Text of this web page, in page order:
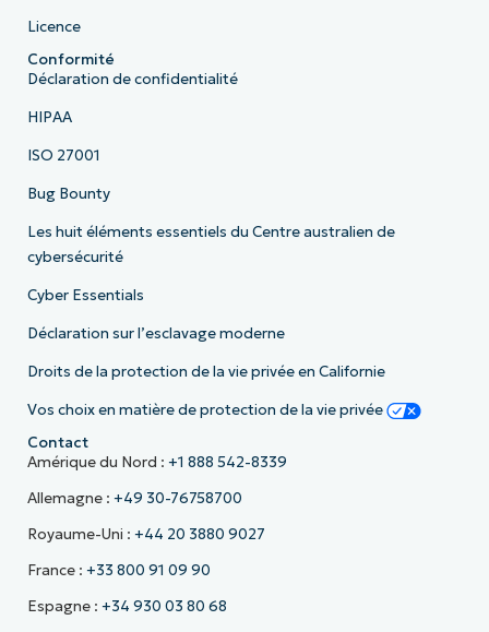
Licence
Conformité
Déclaration de confidentialité
HIPAA
ISO 27001
Bug Bounty
Les huit éléments essentiels du Centre australien de
cybersécurité
Cyber Essentials
Déclaration sur l’esclavage moderne
Droits de la protection de la vie privée en Californie
Vos choix en matière de protection de la vie privée
Contact
Amérique du Nord : +1 888 542-8339
Allemagne : +49 30-76758700
Royaume-Uni : +44 20 3880 9027
France : +33 800 91 09 90
Espagne : +34 930 03 80 68